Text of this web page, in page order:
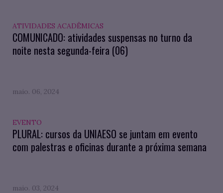
ATIVIDADES ACADÊMICAS
COMUNICADO: atividades suspensas no turno da
noite nesta segunda-feira (06)
maio. 06, 2024
EVENTO
PLURAL: cursos da UNIAESO se juntam em evento
com palestras e oficinas durante a próxima semana
maio. 03, 2024